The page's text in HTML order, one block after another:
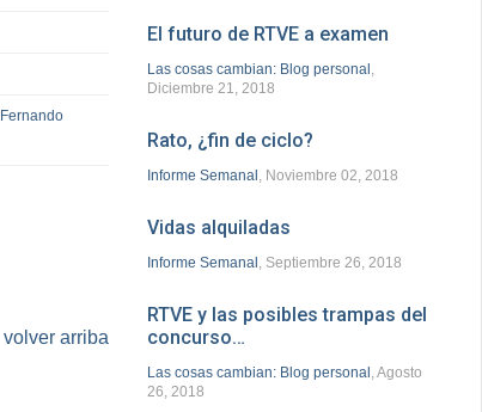
Fernando
volver arriba
El futuro de RTVE a examen
Las cosas cambian: Blog personal ,
Diciembre 21, 2018
Rato, ¿fin de ciclo?
Informe Semanal , Noviembre 02, 2018
Vidas alquiladas
Informe Semanal , Septiembre 26, 2018
RTVE y las posibles trampas del
concurso…
Las cosas cambian: Blog personal , Agosto
26, 2018